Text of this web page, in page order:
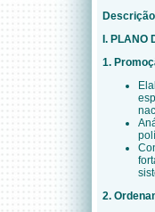
I. PLANO
1.
2.